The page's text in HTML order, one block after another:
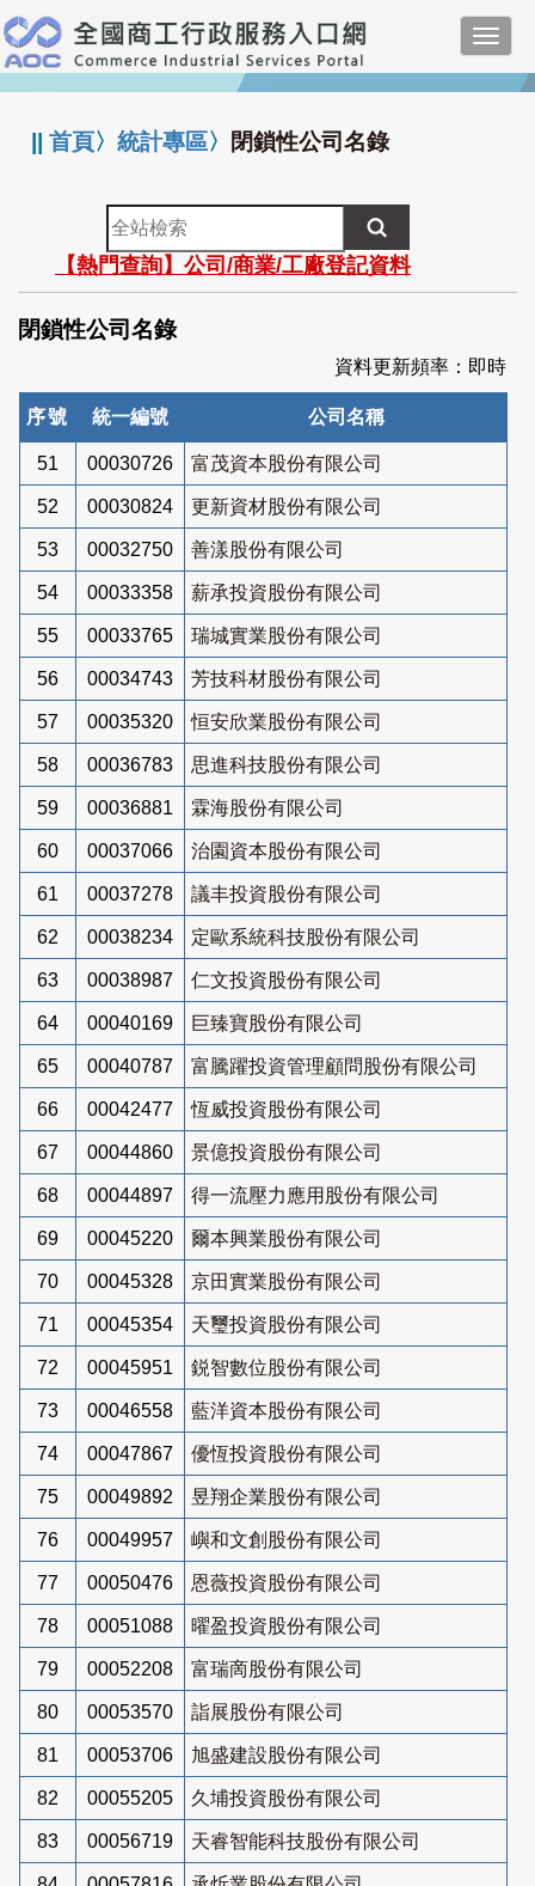
跳
到
主
要
:::
||首頁〉統計專區〉 閉鎖性公司名錄
全
站
檢
索
【熱門查詢】公司/商業/工廠登記資料
閉鎖性公司名錄
資料更新頻率：即時
序號 統一編號 公司名稱
51 00030726 富茂資本股份有限公司
52 00030824 更新資材股份有限公司
53 00032750 善漾股份有限公司
54 00033358 薪承投資股份有限公司
55 00033765 瑞城實業股份有限公司
56 00034743 芳技科材股份有限公司
57 00035320 恒安欣業股份有限公司
58 00036783 思進科技股份有限公司
59 00036881 霖海股份有限公司
60 00037066 治園資本股份有限公司
61 00037278 議丰投資股份有限公司
62 00038234 定歐系統科技股份有限公司
63 00038987 仁文投資股份有限公司
64 00040169 巨臻寶股份有限公司
65 00040787 富騰躍投資管理顧問股份有限公司
66 00042477 恆威投資股份有限公司
67 00044860 景億投資股份有限公司
68 00044897 得一流壓力應用股份有限公司
69 00045220 爾本興業股份有限公司
70 00045328 京田實業股份有限公司
71 00045354 天璽投資股份有限公司
72 00045951 鋭智數位股份有限公司
73 00046558 藍洋資本股份有限公司
74 00047867 優恆投資股份有限公司
75 00049892 昱翔企業股份有限公司
76 00049957 嶼和文創股份有限公司
77 00050476 恩薇投資股份有限公司
78 00051088 曜盈投資股份有限公司
79 00052208 富瑞啇股份有限公司
80 00053570 詣展股份有限公司
81 00053706 旭盛建設股份有限公司
82 00055205 久埔投資股份有限公司
83 00056719 天睿智能科技股份有限公司